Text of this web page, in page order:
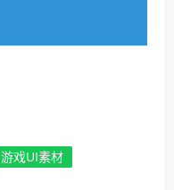
游戏UI素材